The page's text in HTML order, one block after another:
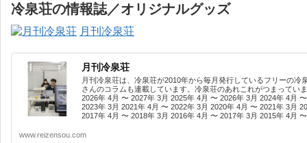
冷泉荘の情報誌／オリジナルグッズ
月刊冷泉荘
月刊冷泉荘
月刊冷泉荘は、冷泉荘が2010年から毎月発行しているフリーの
さんのコラムも連載しています。冷泉荘のあれこれがつまってい
2026年 4月 〜 2027年 3月 2025年 4月 〜 2026年 3月 2024年 4月
2023年 3月 2021年 4月 〜 2022年 3月 2020年 4月 〜 2021年 3月
2017年 4月 〜 2018年 3月 2016年 4月 〜 2017年 3月 2015年 4月
www.reizensou.com